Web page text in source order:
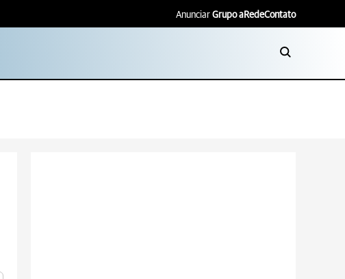
Anunciar Grupo aRedeContato